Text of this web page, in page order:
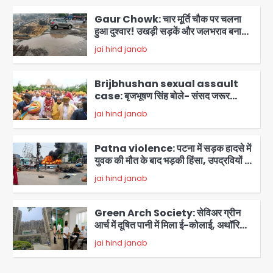
2
आफत, अंडरपास पर भी खतरा
jai hind janab
3
Brijbhushan sexual assault
case: बृजभूषण सिंह बोले- संसद जरूर
गांधी को बरगलाया गया, यौन शोषण नहीं ‘गुड-
बैड टच’ का था मामला
jai hind janab
4
Patna violence: पटना में सड़क हादसे में
युवक की मौत के बाद भड़की हिंसा, उपद्रवियों ने
फूंकीं 10 गाड़ियां, ट्रैफिक पोस्ट और स्लीपर
बस भी जलाई, NH-30 जाम
jai hind janab
5
Green Arch Society: सेविअर ग्रीन
आर्च में दूषित पानी में मिला ई-कोलाई, अथॉरिटी
jai hind janab
Noida waterlogging: नोएडा में
‘हाईटेक सिटी’ के दावों की खुली पोल,